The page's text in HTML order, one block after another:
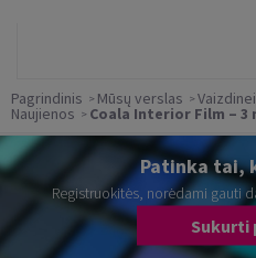
Pagrindinis Mūsų verslas
Naujienos Coala Interior Film –
Patinka tai,
Registruokitės, norėdami gauti